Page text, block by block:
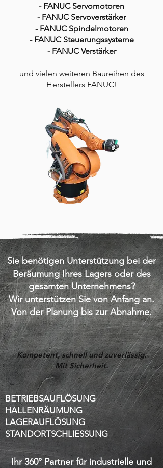
- FANUC Servomotoren
- FANUC Servoverstärker
- FANUC Spindelmotoren
- FANUC Steuerungssysteme
- FANUC Verstärker
und vielen weiteren Baureihen des
Herstellers FANUC!
Sie benötigen Unterstützung bei der
Beräumung Ihres Lagers oder des
gesamten Unternehmens?
Wir unterstützen Sie von Anfang an.
Von der Planung bis zur Abnahme.
Kompetent, schnell und zuverlässig.
Mit Sicherheit.
BETRIEBSAUFLÖSUNG
HALLENRÄUMUNG
LAGERAUFLÖSUNG
STANDORTSCHLIESSUNG
Ihr 360° Partner für industrielle und